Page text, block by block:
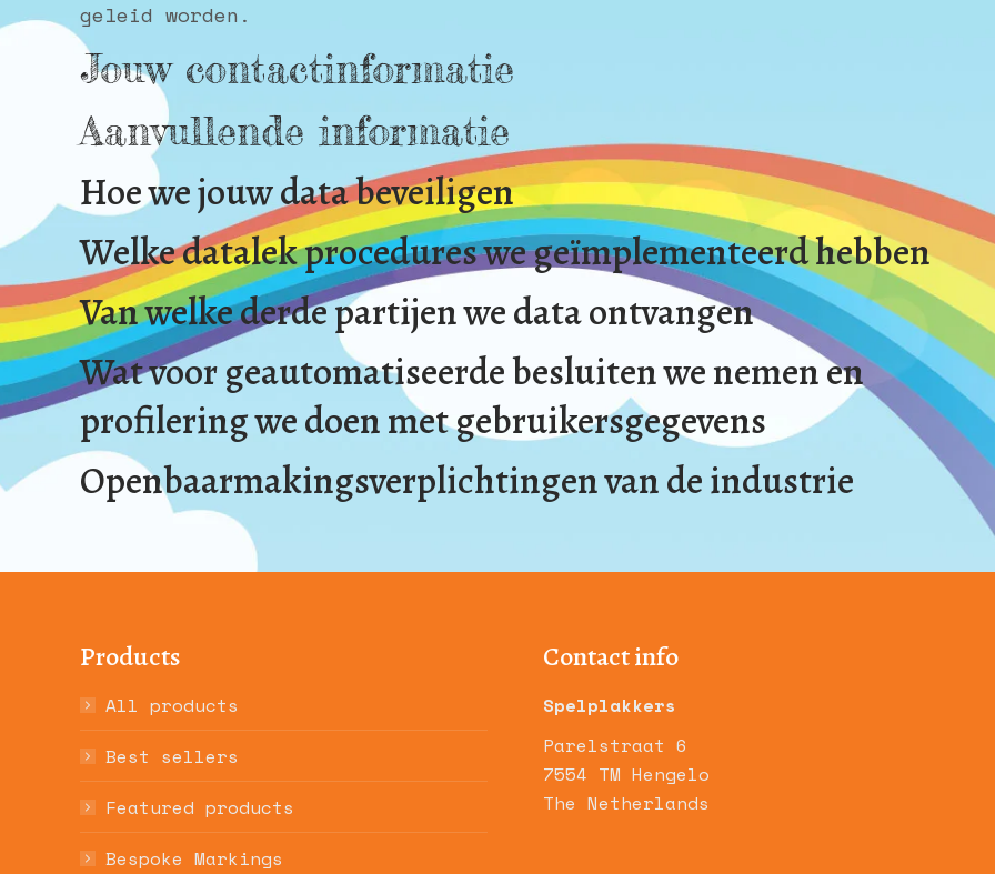
geleid worden.
Jouw contactinformatie
Aanvullende informatie
Hoe we jouw data beveiligen
Welke datalek procedures we geïmplementeerd hebben
Van welke derde partijen we data ontvangen
Wat voor geautomatiseerde besluiten we nemen en
profilering we doen met gebruikersgegevens
Openbaarmakingsverplichtingen van de industrie
Products
All products
Best sellers
Featured products
Bespoke Markings
Contact info
Spelplakkers
Parelstraat 6
7554 TM Hengelo
The Netherlands